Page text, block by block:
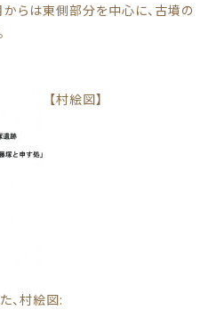
らは東側部分を中心に、古墳の
【村絵図】
、村絵図: